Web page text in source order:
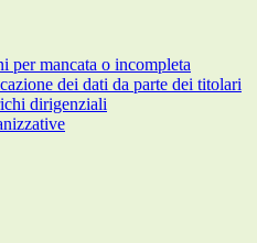
per mancata o incompleta
dei dati da parte dei titolari
dirigenziali